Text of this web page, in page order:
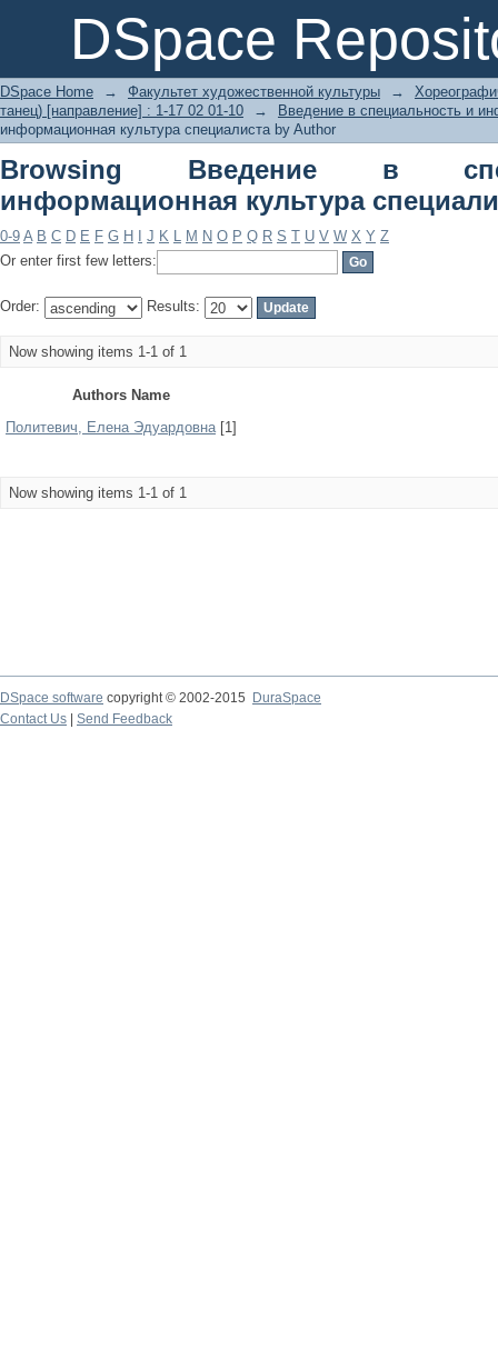
DSpace
Browsing Введение в
специалиста by Author
DSpace Home → Факультет художественной культуры →
танец) [направление] : 1-17 02 01-10
→
Введение в специальность и
информационная культура специалиста by Author
Browsing Введение в
информационная культура
0-9 A B C D E F G H J K L M N O P Q R S T U V W X Y Z
Or enter first few letters:
Order: Results:
Now showing items 1-1 of 1
Authors Name
Политевич, Елена Эдуардовна[1]
Now showing items 1-1 of 1
DSpace software copyright © 2002-2015
DuraSpace
Contact Us
Send Feedback